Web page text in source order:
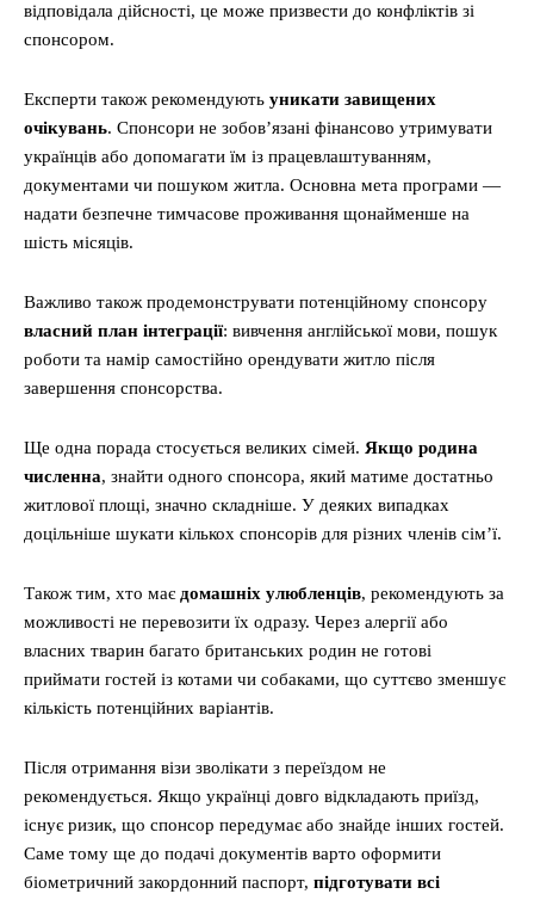
відповідала дійсності, це може призвести до конфліктів зі
спонсором.
Експерти також рекомендують уникати завищених
очікувань. Спонсори не зобов’язані фінансово утримувати
українців або допомагати їм із працевлаштуванням,
документами чи пошуком житла. Основна мета програми —
надати безпечне тимчасове проживання щонайменше на
шість місяців.
Важливо також продемонструвати потенційному спонсору
власний план інтеграції: вивчення англійської мови, пошук
роботи та намір самостійно орендувати житло після
завершення спонсорства.
Ще одна порада стосується великих сімей. Якщо родина
численна, знайти одного спонсора, який матиме достатньо
житлової площі, значно складніше. У деяких випадках
доцільніше шукати кількох спонсорів для різних членів сім’ї.
Також тим, хто маєдомашніх улюбленців, рекомендують за
можливості не перевозити їх одразу. Через алергії або
власних тварин багато британських родин не готові
приймати гостей із котами чи собаками, що суттєво зменшує
кількість потенційних варіантів.
Після отримання візи зволікати з переїздом не
рекомендується. Якщо українці довго відкладають приїзд,
існує ризик, що спонсор передумає або знайде інших гостей.
Саме тому ще до подачі документів варто оформити
біометричний закордонний паспорт, підготувати всі